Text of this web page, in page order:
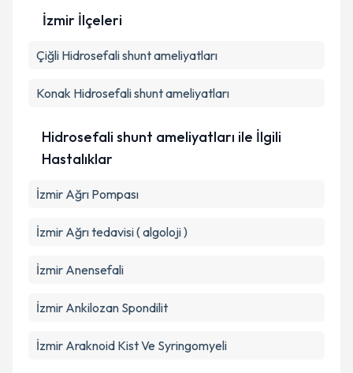
İzmir İlçeleri
Çiğli Hidrosefali shunt ameliyatları
Konak Hidrosefali shunt ameliyatları
Hidrosefali shunt ameliyatları ile İlgili
Hastalıklar
İzmir Ağrı Pompası
İzmir Ağrı tedavisi ( algoloji )
İzmir Anensefali
İzmir Ankilozan Spondilit
İzmir Araknoid Kist Ve Syringomyeli